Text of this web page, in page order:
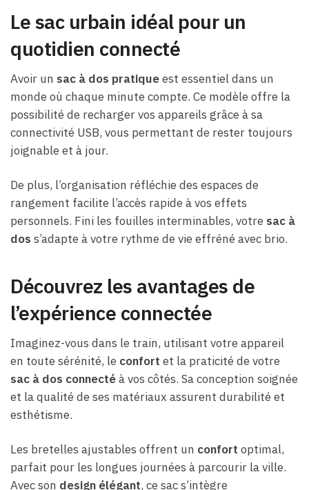
Le sac urbain idéal pour un
quotidien connecté
Avoir un sac à dos pratiqueest essentiel dans un
monde où chaque minute compte. Ce modèle offre la
possibilité de recharger vos appareils grâce à sa
connectivité USB, vous permettant de rester toujours
joignable et à jour.
De plus, l’organisation réfléchie des espaces de
rangement facilite l’accès rapide à vos effets
personnels. Fini les fouilles interminables, votre sac à
dos s’adapte à votre rythme de vie effréné avec brio.
Découvrez les avantages de
l’expérience connectée
Imaginez-vous dans le train, utilisant votre appareil
en toute sérénité, le confort et la praticité de votre
sac à dos connectéà vos côtés. Sa conception soignée
et la qualité de ses matériaux assurent durabilité et
esthétisme.
Les bretelles ajustables offrent un confort optimal,
parfait pour les longues journées à parcourir la ville.
Avec son design élégant, ce sac s’intègre